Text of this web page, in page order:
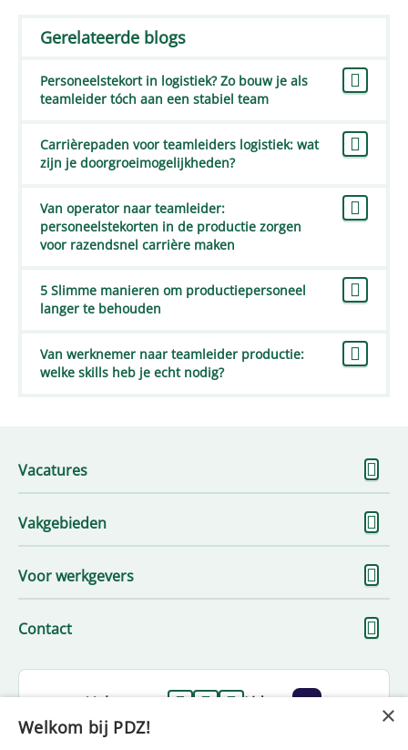
Gerelateerde blogs
Personeelstekort in logistiek? Zo bouw je als
teamleider tóch aan een stabiel team
Carrièrepaden voor teamleiders logistiek: wat
zijn je doorgroeimogelijkheden?
Van operator naar teamleider:
personeelstekorten in de productie zorgen
voor razendsnel carrière maken
5 Slimme manieren om productiepersoneel
langer te behouden
Van werknemer naar teamleider productie:
welke skills heb je echt nodig?
Vacatures
Vakgebieden
Voor werkgevers
Contact
Volg ons op Lid van ×
Welkom bij PDZ!